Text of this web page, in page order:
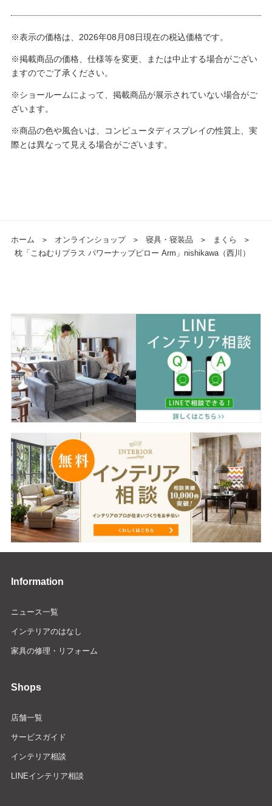
※表示の価格は、2026年08月08日現在の税込価格です。
※掲載商品の価格、仕様等を変更、または中止する場合がござい
ますのでご了承ください。
※ショールームによって、掲載商品が展示されていない場合がご
ざいます。
※商品の色や風合いは、コンピュータディスプレイの性質上、実
際とは異なって見える場合がございます。
ホーム ＞ オンラインショップ ＞ 寝具・寝装品 ＞ まくら
＞
枕「こねむりプラス パワーナップピロー Arm」nishikawa（西川）
Information
ニュース一覧
インテリアのはなし
家具の修理・リフォーム
Shops
店舗一覧
サービスガイド
インテリア相談
LINEインテリア相談